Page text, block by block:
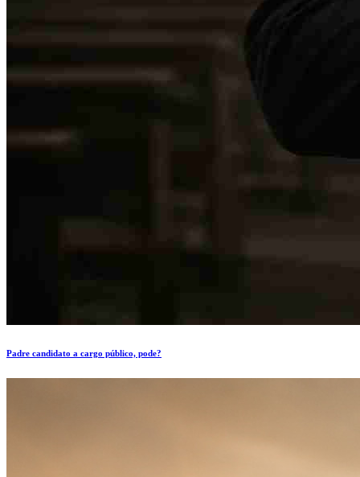
Padre candidato a cargo público, pode?